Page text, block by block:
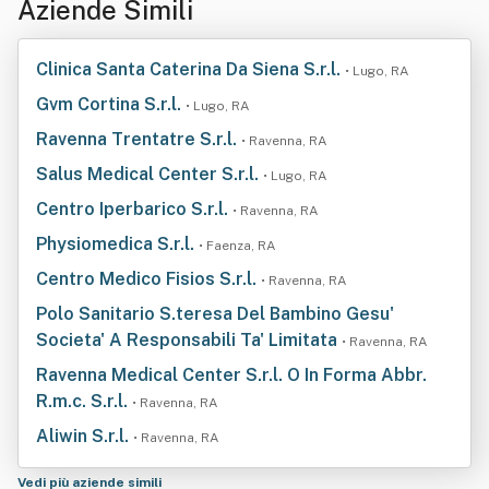
Aziende Simili
Clinica Santa Caterina Da Siena S.r.l. • Lugo, RA
Gvm Cortina S.r.l. • Lugo, RA
Ravenna Trentatre S.r.l. • Ravenna, RA
Salus Medical Center S.r.l. • Lugo, RA
Centro Iperbarico S.r.l. • Ravenna, RA
Physiomedica S.r.l. • Faenza, RA
Centro Medico Fisios S.r.l. • Ravenna, RA
Polo Sanitario S.teresa Del Bambino Gesu'
Societa' A Responsabili Ta' Limitata • Ravenna, RA
Ravenna Medical Center S.r.l. O In Forma Abbr.
R.m.c. S.r.l. • Ravenna, RA
Aliwin S.r.l. • Ravenna, RA
Vedi più aziende simili